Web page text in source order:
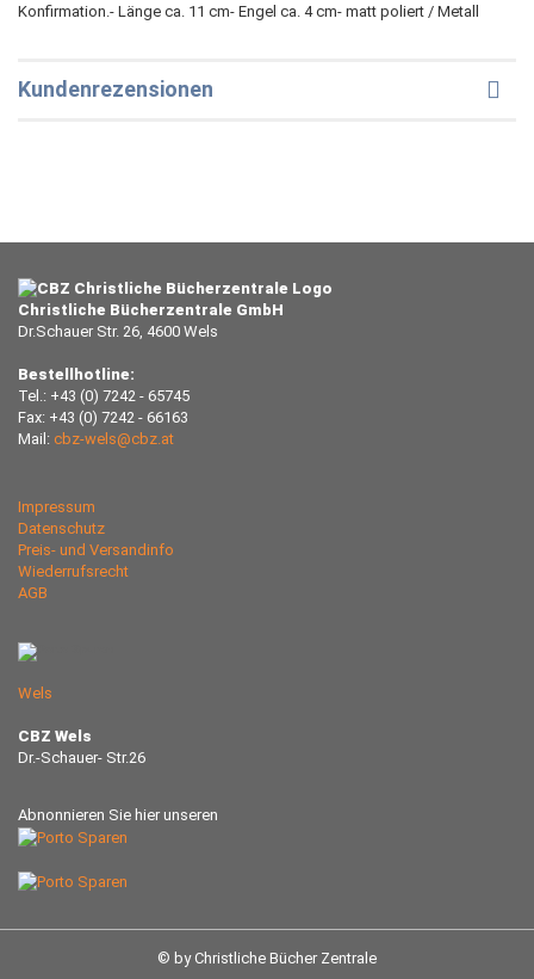
Konfirmation.- Länge ca. 11 cm- Engel ca. 4 cm- matt poliert / Metall
Kundenrezensionen
Christliche Bücherzentrale GmbH
Dr.Schauer Str. 26, 4600 Wels
Bestellhotline:
Tel.: +43 (0) 7242 - 65745
Fax: +43 (0) 7242 - 66163
Mail: cbz-wels@cbz.at
Impressum
Datenschutz
Preis- und Versandinfo
Wiederrufsrecht
AGB
Wels
CBZ Wels
Dr.-Schauer- Str.26
Abnonnieren Sie hier unseren
© by Christliche Bücher Zentrale